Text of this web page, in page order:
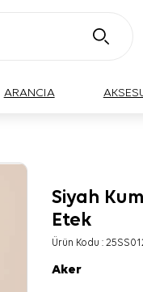
ARANCIA
Siyah
Etek
Ürün Kodu :
Aker